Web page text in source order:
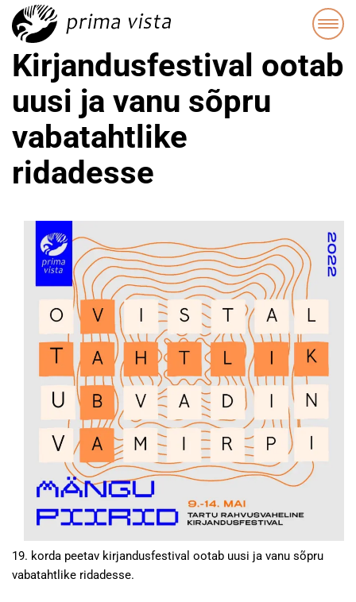
Kirjandusfestival ootab
uusi ja vanu sõpru
vabatahtlike
ridadesse
19. korda peetav kirjandusfestival ootab uusi ja vanu sõpru
vabatahtlike ridadesse.